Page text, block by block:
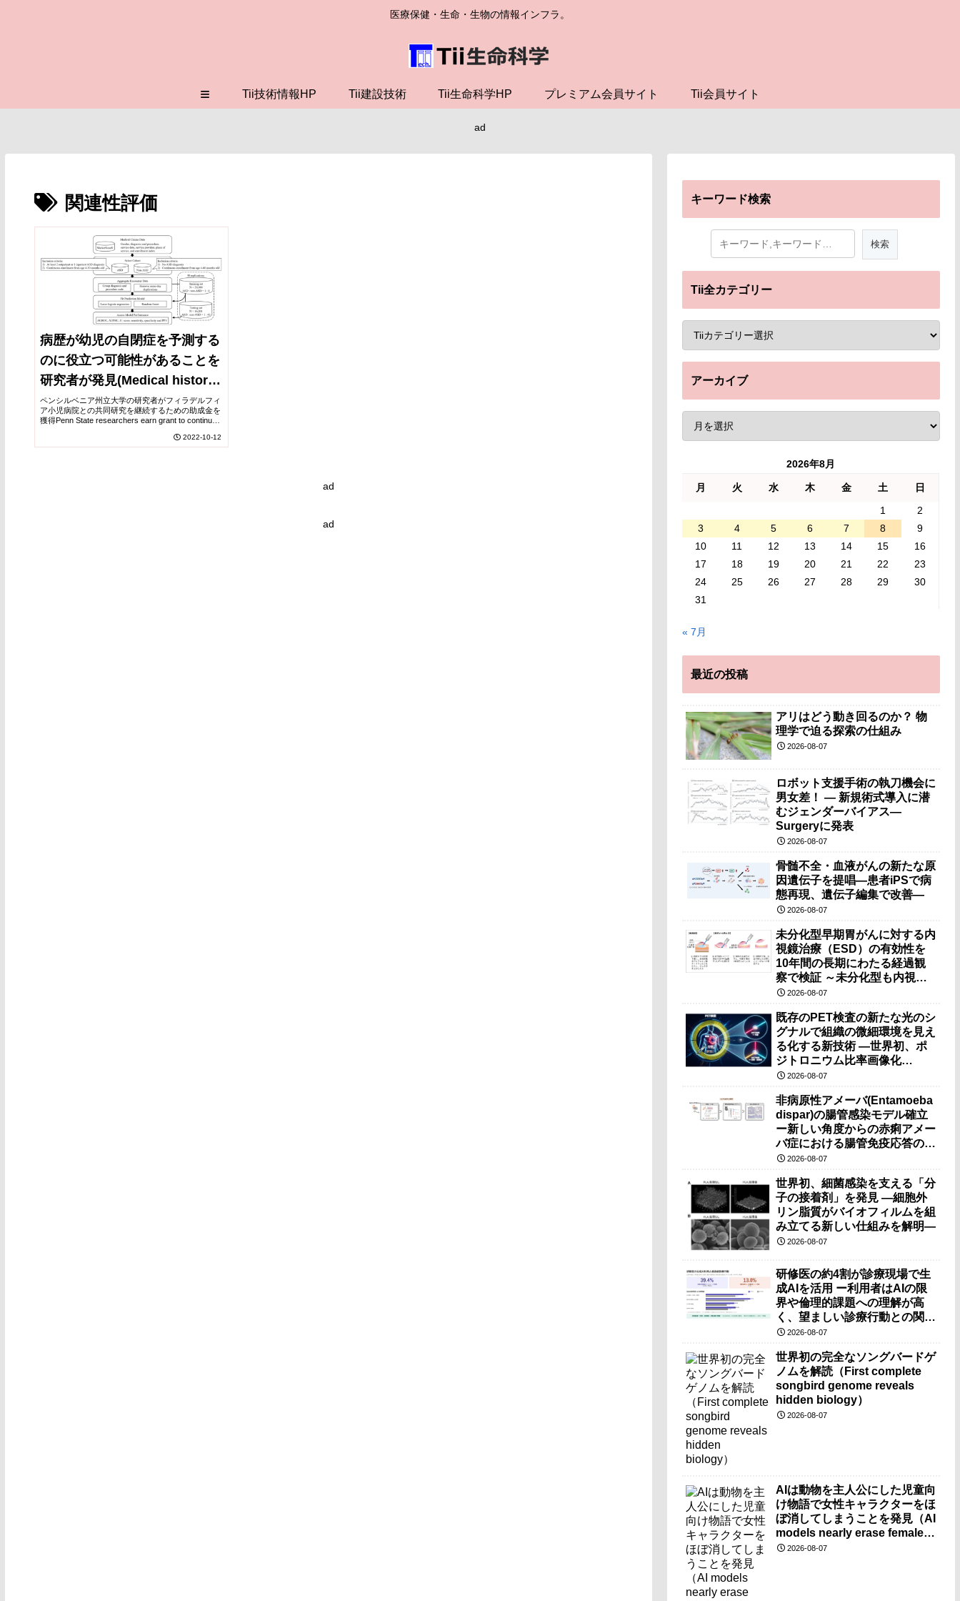
医療保健・生命・生物の情報インフラ。
≡ Tii技術情報HP Tii建設技術 Tii生命科学HP プレミアム会員サイト Tii会員サイト
ad
関連性評価
病歴が幼児の自閉症を予測する
のに役立つ可能性があることを
研究者が発見(Medical history
may help predict autism in
young children, researchers
ペンシルベニア州立大学の研究者がフィラデルフィ
ア小児病院との共同研究を継続するための助成金を
獲得Penn State researchers earn grant to continue
2022-10-12
ad
ad
キーワード検索
Tii全カテゴリー
アーカイブ
2026年8月
月 火 水 木 金 土
日
1
2
3
4 5 6 7 8
9
10
11 12 13 14 15
16
17
18 19 20 21 22
23
24
25 26 27 28 29
30
31
« 7月
最近の投稿
アリはどう動き回るのか？ 物
理学で迫る探索の仕組み
2026-08-07
ロボット支援手術の執刀機会に
男女差！ — 新規術式導入に潜
むジェンダーバイアス—
Surgeryに発表
2026-08-07
骨髄不全・血液がんの新たな原
因遺伝子を提唱―患者iPSで病
態再現、遺伝子編集で改善―
2026-08-07
未分化型早期胃がんに対する内
視鏡治療（ESD）の有効性を
10年間の長期にわたる経過観
察で検証 ～未分化型も内視鏡
治療で胃の温存が可能～
2026-08-07
既存のPET検査の新たな光のシ
グナルで組織の微細環境を見え
る化する新技術 ―世界初、ポ
ジトロニウム比率画像化
（PRI）の原理検証に成功―
2026-08-07
非病原性アメーバ(Entamoeba
dispar)の腸管感染モデル確立
ー新しい角度からの赤痢アメー
バ症における腸管免疫応答の理
解に期待ー
2026-08-07
世界初、細菌感染を支える「分
子の接着剤」を発見 ―細胞外
リン脂質がバイオフィルムを組
み立てる新しい仕組みを解明―
2026-08-07
研修医の約4割が診療現場で生
成AIを活用 ー利用者はAIの限
界や倫理的課題への理解が高
く、望ましい診療行動との関連
も確認ー
2026-08-07
世界初の完全なソングバードゲ
ノムを解読（First complete
songbird genome reveals
hidden biology）
2026-08-07
AIは動物を主人公にした児童向
け物語で女性キャラクターをほ
ぼ消してしまうことを発見（AI
models nearly erase female
characters when they write
2026-08-07